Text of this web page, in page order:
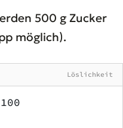
500 g Zucker
möglich).
Löslichkeit